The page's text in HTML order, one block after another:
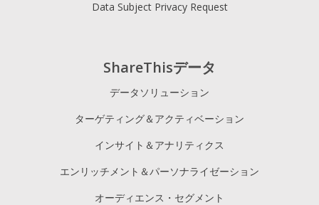
ShareThisデータ
データソリューション
ターゲティング＆アクティベーション
インサイト＆アナリティクス
エンリッチメント＆パーソナライゼーション
オーディエンス・セグメント
Data Subject Privacy Request